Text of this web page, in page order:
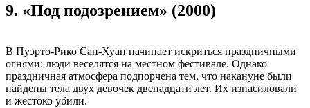
9. «Под подозрением» (2000)
В Пуэрто-Рико Сан-Хуан начинает искриться праздничными
огнями: люди веселятся на местном фестивале. Однако
праздничная атмосфера подпорчена тем, что накануне были
найдены тела двух девочек двенадцати лет. Их изнасиловали
и жестоко убили.